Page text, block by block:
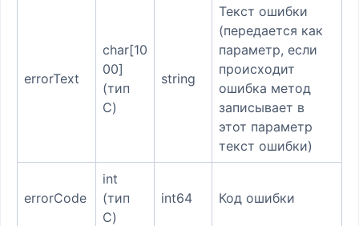
errorText
char[10
00]
(тип
C)
string
Текст ошибки
(передается как
параметр, если
происходит
ошибка метод
записывает в
этот параметр
текст ошибки)
errorCode
int
(тип
C)
int64 Код ошибки